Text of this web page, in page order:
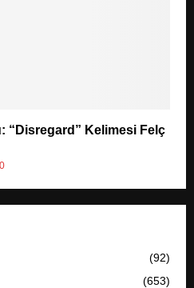
“Disregard” Kelimesi Felç
0
(92)
(653)